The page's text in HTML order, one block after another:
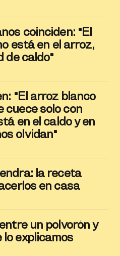
coinciden: "El
está en el arroz,
de caldo"
"El arroz blanco
cuece solo con
en el caldo y en
olvidan"
la receta
en casa
un polvorón y
lo explicamos